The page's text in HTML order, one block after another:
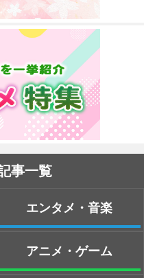
事一覧
エンタメ・音楽
アニメ・ゲーム